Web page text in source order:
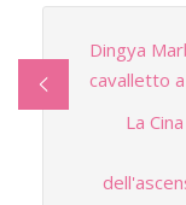
Dingya
cavalletto
La